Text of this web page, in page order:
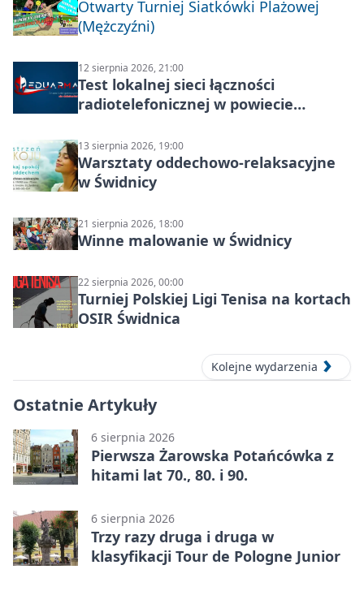
Otwarty Turniej Siatkówki Plażowej
(Mężczyźni)
12 sierpnia 2026, 21:00
Test lokalnej sieci łączności
radiotelefonicznej w powiecie
13 sierpnia 2026, 19:00
Warsztaty oddechowo-relaksacyjne
w Świdnicy
21 sierpnia 2026, 18:00
Winne malowanie w Świdnicy
22 sierpnia 2026, 00:00
Turniej Polskiej Ligi Tenisa na kortach
OSIR Świdnica
Kolejne wydarzenia
Ostatnie Artykuły
6 sierpnia 2026
Pierwsza Żarowska Potańcówka z
hitami lat 70., 80. i 90.
6 sierpnia 2026
Trzy razy druga i druga w
klasyfikacji Tour de Pologne Junior